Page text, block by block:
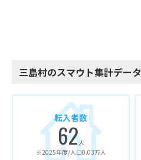
三島村のスマウト集計データ
転入者数
62人
※2025年度/人口0.03万人